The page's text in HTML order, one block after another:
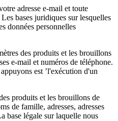
adresse e-mail et toute
bases juridiques sur lesquelles
données personnelles
des produits et les brouillons
e-mail et numéros de téléphone.
est ’l'exécution d'un
produits et les brouillons de
de famille, adresses, adresses
base légale sur laquelle nous